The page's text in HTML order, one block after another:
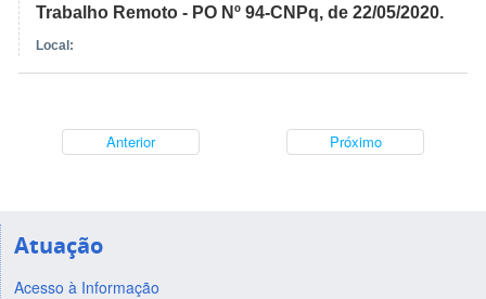
Trabalho Remoto - PO Nº 94-CNPq, de 22/05/2020.
Local:
Anterior Próximo
Atuação
Acesso à Informação